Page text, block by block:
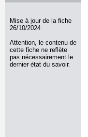
Mise à jour de la fiche
26/10/2024
Attention, le contenu de
cette fiche ne reflète
pas nécessairement le
dernier état du savoir.